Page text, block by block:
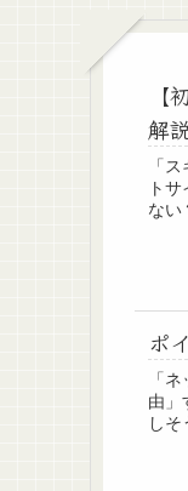
解
「
ト
ない
ポ
「
由」
し